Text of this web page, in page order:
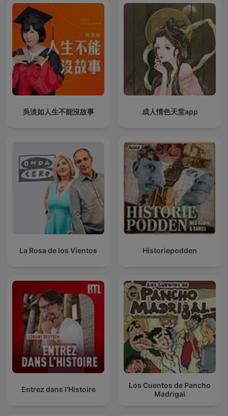
吳淡如人生不能沒故事 成人情色天堂app
La Rosa de los Vientos Historiepodden
Entrez dans l'Histoire
Los Cuentos de Pancho
Madrigal